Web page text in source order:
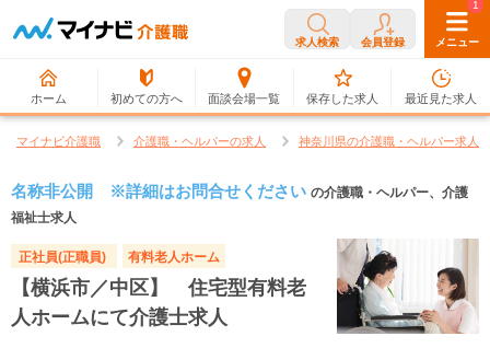
求人検索 会員登録 メニュー
ホーム 初めての方へ 面談会場一覧
0
保存した求人
1
最近見た求人
マイナビ介護職 介護職・ヘルパーの求人 神奈川県の介護職・ヘルパー求人
名称非公開 ※詳細はお問合せください の介護職・ヘルパー、介護
福祉士求人
正社員(正職員) 有料老人ホーム
【横浜市／中区】 住宅型有料老
人ホームにて介護士求人